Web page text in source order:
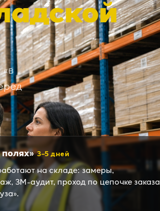
полях» 3–5 дней
на складе: замеры,
3M-аудит, проход по цепочке заказа